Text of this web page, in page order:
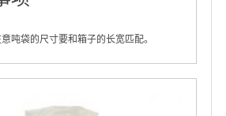
吨袋的尺寸要和箱子的长宽匹配。